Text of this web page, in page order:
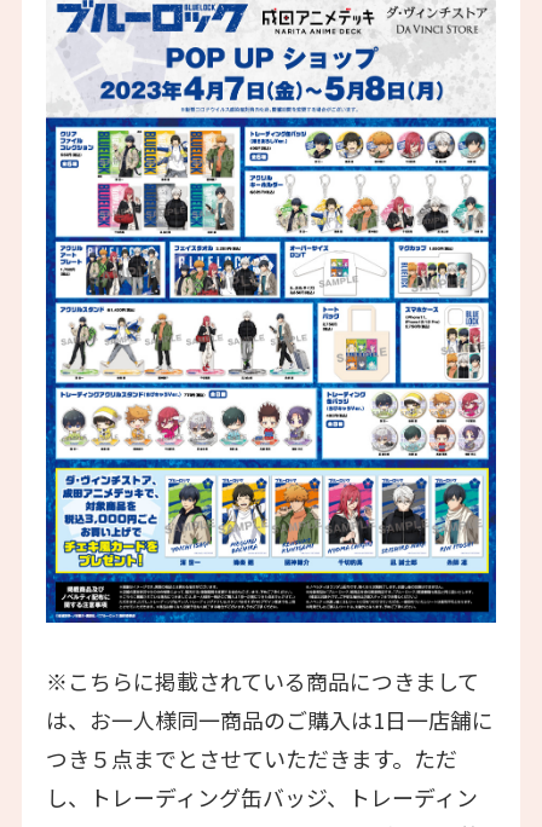
※こちらに掲載されている商品につきまして
は、お一人様同一商品のご購入は1日一店舗に
つき５点までとさせていただきます。ただ
し、トレーディング缶バッジ、トレーディン